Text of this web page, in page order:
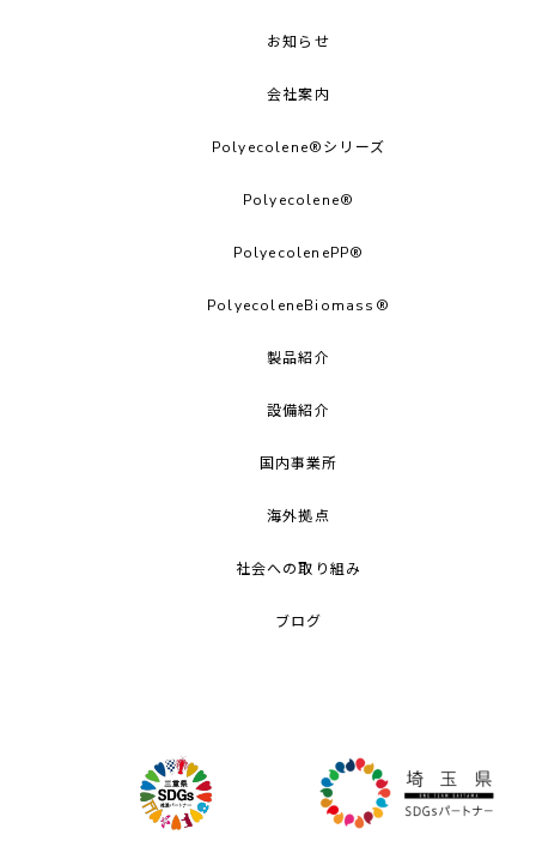
お知らせ
会社案内
Polyecolene®シリーズ
Polyecolene®︎
PolyecolenePP®︎
PolyecoleneBiomass®
製品紹介
設備紹介
国内事業所
海外拠点
社会への取り組み
ブログ